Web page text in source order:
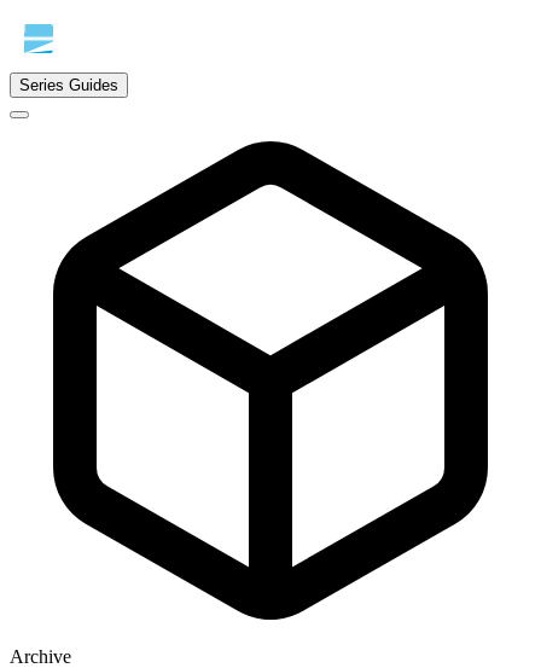
Series Guides
Archive